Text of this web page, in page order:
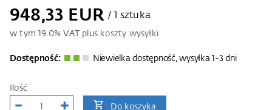
948,33 EUR / 1 sztuka
w tym 19.0% VAT plus koszty wysyłki
Dostępność: Niewielka dostępność, wysyłka 1-3 dni
Ilość
Do koszyka